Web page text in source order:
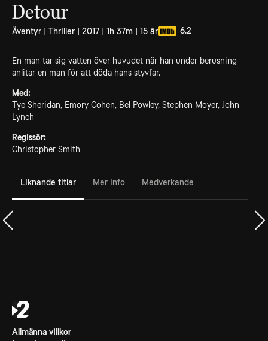
Detour
Äventyr | Thriller | 2017 | 1h 37m | 15 år 6.2
En man tar sig vatten över huvudet när han under berusning
anlitar en man för att döda hans styvfar.
Med:
Tye Sheridan, Emory Cohen, Bel Powley, Stephen Moyer, John
Lynch
Regissör:
Christopher Smith
Liknande titlar Mer info Medverkande
Allmänna villkor